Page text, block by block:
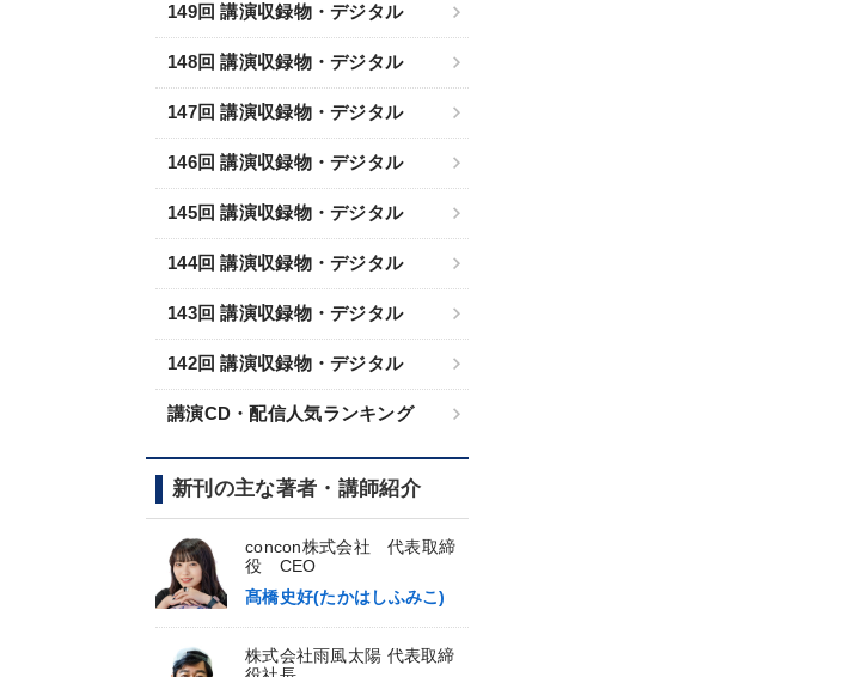
149回 講演収録物・デジタル
148回 講演収録物・デジタル
147回 講演収録物・デジタル
146回 講演収録物・デジタル
145回 講演収録物・デジタル
144回 講演収録物・デジタル
143回 講演収録物・デジタル
142回 講演収録物・デジタル
講演CD・配信人気ランキング
新刊の主な著者・講師紹介
concon株式会社 代表取締
役 CEO
髙橋史好(たかはしふみこ)
株式会社雨風太陽 代表取締